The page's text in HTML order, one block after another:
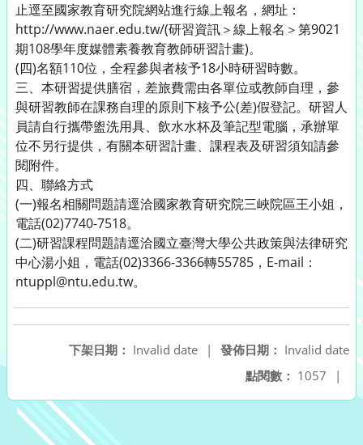
止逕至國家教育研究院網站進行線上報名，網址：
http://www.naer.edu.tw/(研習資訊＞線上報名＞第9021
期108學年度媒體素養教育教師研習計畫)。
(四)名額110位，全程參與者核予18小時研習時數。
三、本研習提供膳宿，差旅費需由各單位或教師自理，參
與研習教師在課務自理的原則下核予公(差)假登記。研習人
員請自行攜帶盥洗用具、飲水水杯及筆記型電腦，承辦單
位不另行提供，有關本研習計畫、課程表及研習須知請參
閱附件。
四、聯絡方式
(一)報名相關問題請逕洽國家教育研究院三峽院區王小姐，
電話(02)7740-7518。
(二)研習課程問題請逕洽國立臺灣大學公共政策與法律研究
中心湯小姐，電話(02)3366-3366轉55785，E-mail：
ntuppl@ntu.edu.tw。
發佈日期： Invalid date
下架日期： Invalid date
|
點閱數： 1057 |